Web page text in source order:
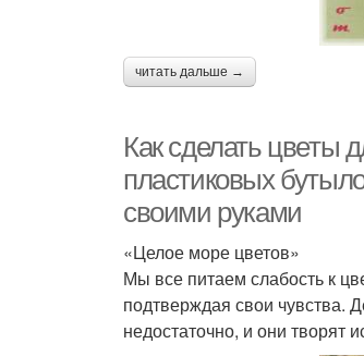
читать дальше →
Как сделать цветы
пластиковых
своими руками
«Целое море цветов»
Мы все питаем слабость к
подтверждая свои чувства.
недостаточно, и они творят